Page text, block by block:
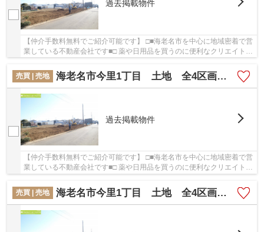
過去掲載物件
【仲介手数料無料でご紹介可能です】 □■海老名市を中心に地域密着で営
業している不動産会社です■□ 薬や日用品を買うのに便利なクリエイト
売買 | 売地
海老名市今里1丁目 土地 全4区画【仲介手数料無料】
過去掲載物件
【仲介手数料無料でご紹介可能です】 □■海老名市を中心に地域密着で営
業している不動産会社です■□ 薬や日用品を買うのに便利なクリエイト
売買 | 売地
海老名市今里1丁目 土地 全4区画【仲介手数料無料】